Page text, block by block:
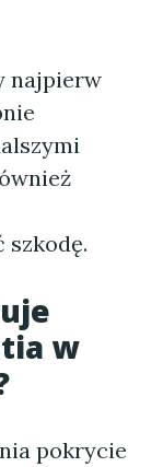
najpierw
szkodę.
w
pokrycie